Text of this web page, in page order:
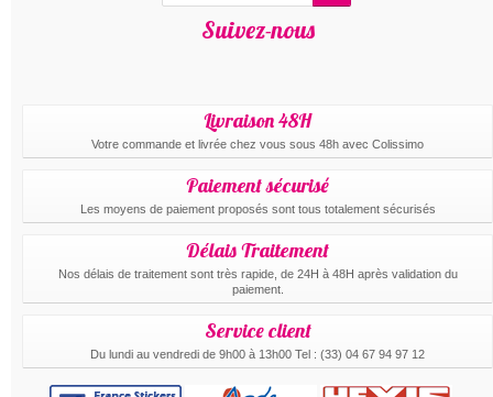
Suivez-nous
Livraison 48H
Votre commande et livrée chez vous sous 48h avec Colissimo
Paiement sécurisé
Les moyens de paiement proposés sont tous totalement sécurisés
Délais Traitement
Nos délais de traitement sont très rapide, de 24H à 48H après validation du
paiement.
Service client
Du lundi au vendredi de 9h00 à 13h00 Tel : (33) 04 67 94 97 12